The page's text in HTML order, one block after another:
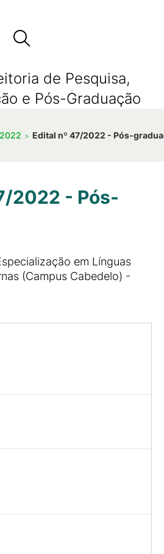
de Pesquisa,
e Pós-Graduação
Edital nº 47/2022 - Pós-
2022 - Pós-
em Línguas
(Campus Cabedelo) -